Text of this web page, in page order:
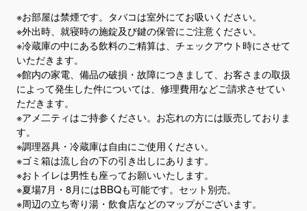
※お部屋は禁煙です。タバコは室外にてお吸いください。
※外出時、就寝時の施錠及び鍵の保管にご注意ください。
※冷蔵庫の中にある飲料のご精算は、チェックアウト時にさせて
いただきます。
※館内の家電、備品の破損・故障につきまして、お客さまの取扱
によって発生した件については、修理費用などご請求させてい
ただきます。
※アメ二ティはご持参ください。お忘れの方には販売しておりま
す。
※調理器具・冷蔵庫は自由にご使用ください。
※ゴミ箱は流し台の下の引き出しにあります。
※おトイレは男性も座ってお願いいたします。
※夏場7月・8月にはBBQも可能です。セット別売。
※周辺の立ち寄り湯・飲食店などのマップがございます。